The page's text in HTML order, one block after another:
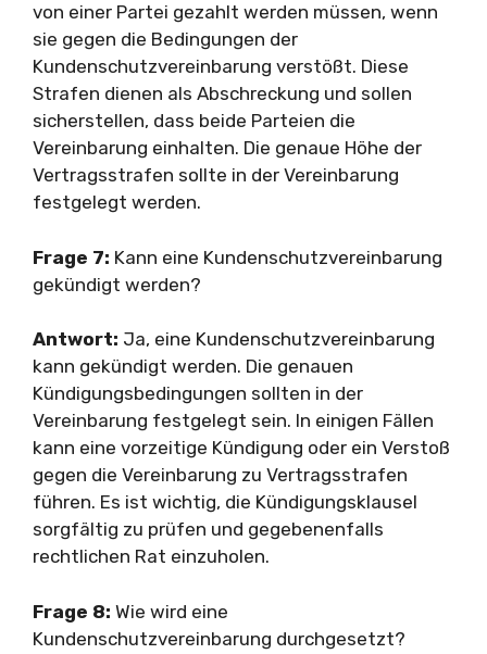
von einer Partei gezahlt werden müssen, wenn
sie gegen die Bedingungen der
Kundenschutzvereinbarung verstößt. Diese
Strafen dienen als Abschreckung und sollen
sicherstellen, dass beide Parteien die
Vereinbarung einhalten. Die genaue Höhe der
Vertragsstrafen sollte in der Vereinbarung
festgelegt werden.
Frage 7: Kann eine Kundenschutzvereinbarung
gekündigt werden?
Antwort: Ja, eine Kundenschutzvereinbarung
kann gekündigt werden. Die genauen
Kündigungsbedingungen sollten in der
Vereinbarung festgelegt sein. In einigen Fällen
kann eine vorzeitige Kündigung oder ein Verstoß
gegen die Vereinbarung zu Vertragsstrafen
führen. Es ist wichtig, die Kündigungsklausel
sorgfältig zu prüfen und gegebenenfalls
rechtlichen Rat einzuholen.
Frage 8: Wie wird eine
Kundenschutzvereinbarung durchgesetzt?